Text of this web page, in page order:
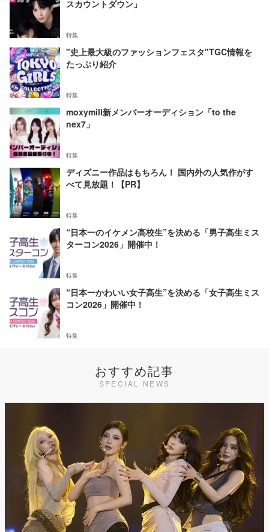
スカウントダウン」
特集
"史上最大級のファッションフェスタ"TGC情報を
たっぷり紹介
特集
moxymill新メンバーオーディション「to the
nex7」
特集
ディズニー作品はもちろん！ 国内外の人気作がす
べて見放題！【PR】
特集
“日本一のイケメン高校生”を決める「男子高生ミス
ターコン2026」開催中！
特集
“日本一かわいい女子高生”を決める「女子高生ミス
コン2026」開催中！
特集
おすすめ記事
SPECIAL NEWS